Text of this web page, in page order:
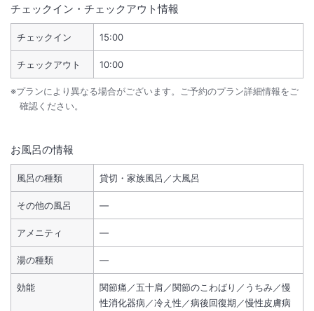
チェックイン・チェックアウト情報
チェックイン 15:00
チェックアウト 10:00
※プランにより異なる場合がございます。ご予約のプラン詳細情報をご
確認ください。
お風呂の情報
風呂の種類 貸切・家族風呂／大風呂
その他の風呂 ―
アメニティ ―
湯の種類 ―
効能
関節痛／五十肩／関節のこわばり／うちみ／慢
性消化器病／冷え性／病後回復期／慢性皮膚病